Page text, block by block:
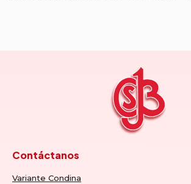
Contáctanos
Variante Condina